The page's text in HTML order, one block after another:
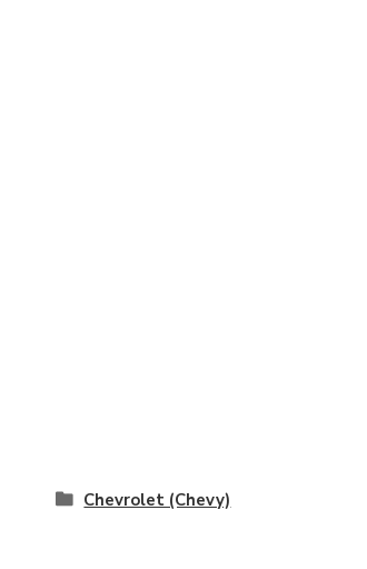
Chevrolet (Chevy)